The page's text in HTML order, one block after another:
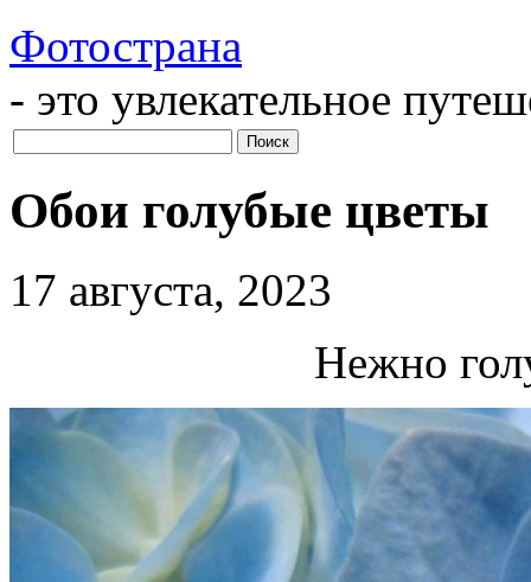
Фотострана
- это увлекательное
Обои голубые цветы
17 августа, 2023
Нежно